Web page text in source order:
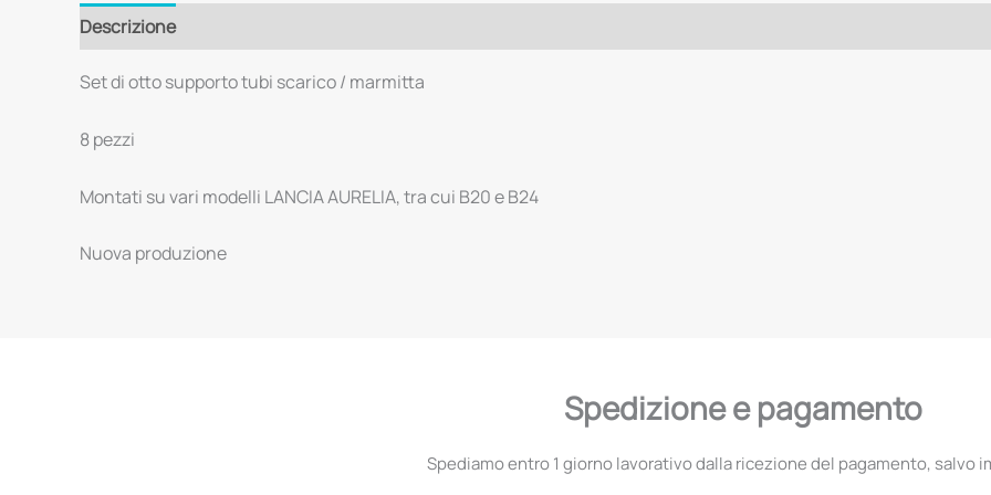
Descrizione
Set di otto supporto tubi scarico / marmitta
8 pezzi
Montati su vari modelli LANCIA AURELIA, tra cui B20 e B24
Nuova produzione
Spedizione e pagamento
Spediamo entro 1 giorno lavorativo dalla ricezione del pagamento, salvo